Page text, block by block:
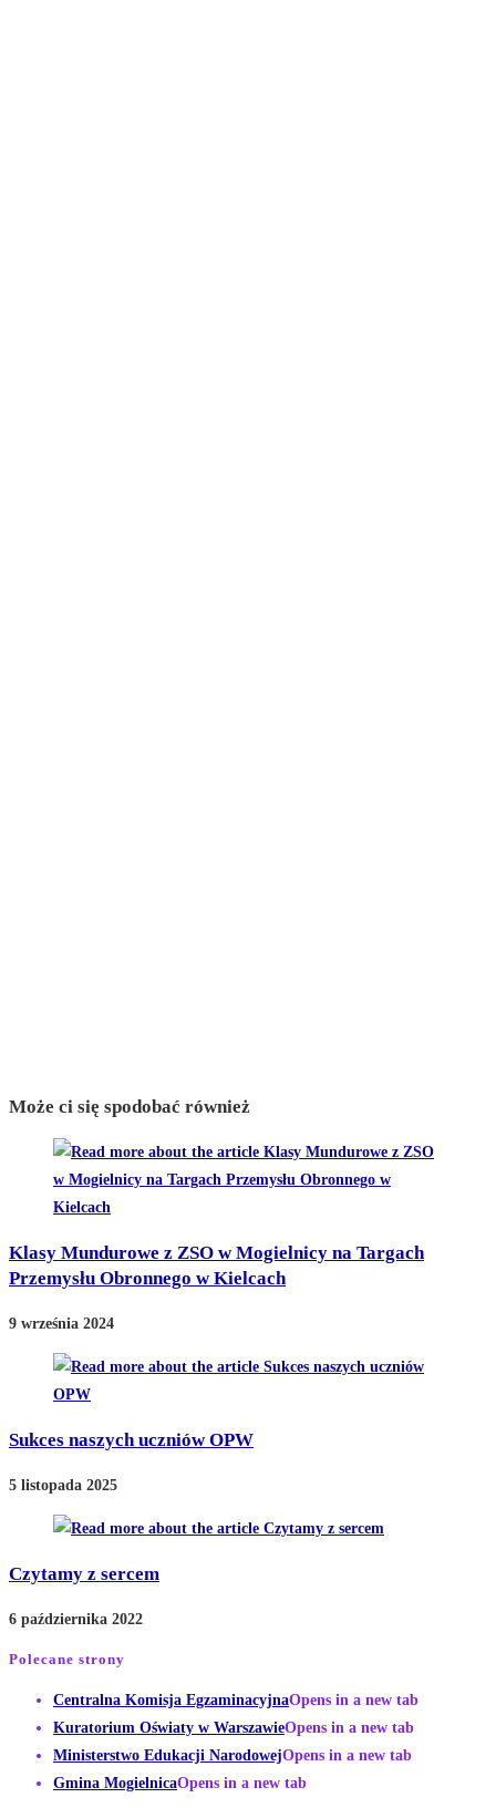
Może ci się spodobać również
Klasy Mundurowe z ZSO w Mogielnicy na Targach
Przemysłu Obronnego w Kielcach
9 września 2024
Sukces naszych uczniów OPW
5 listopada 2025
Czytamy z sercem
6 października 2022
Polecane strony
Centralna Komisja EgzaminacyjnaOpens in a new tab
Kuratorium Oświaty w WarszawieOpens in a new tab
Ministerstwo Edukacji NarodowejOpens in a new tab
Gmina MogielnicaOpens in a new tab